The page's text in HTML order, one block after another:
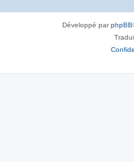
Développé parphpBB